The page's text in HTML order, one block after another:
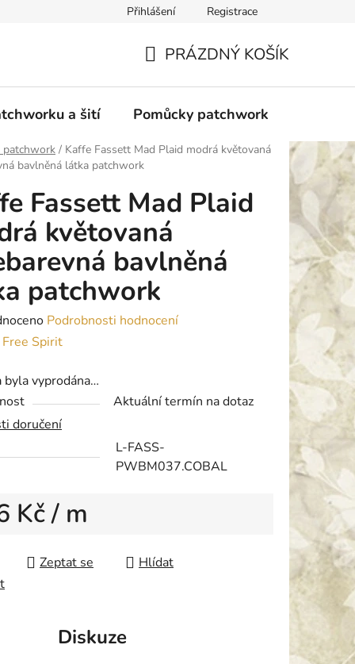
Obchodní podmínky
Přihlášení Registrace
KOŠÍK
PRÁZDNÝ KOŠÍK
a šití Pomůcky patchwork
patchwork / Kaffe Fassett Mad Plaid modrá květovaná
bavlněná látka patchwork
Fassett Mad Plaid
květovaná
bavlněná
patchwork
Podrobnosti hodnocení
Free Spirit
byla vyprodána…
Aktuální termín na dotaz
doručení
L-FASS-
PWBM037.COBAL
Kč/ m
Zeptat se
Hlídat
Diskuze